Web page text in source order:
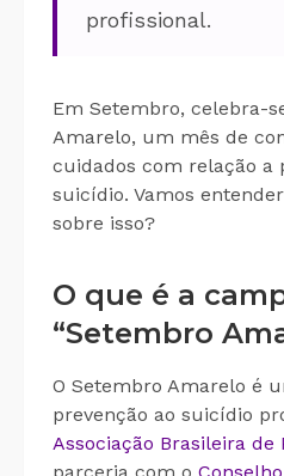
profissional.
Em Setembro, celebra-
Amarelo, um mês de
cuidados com relação a
suicídio. Vamos
sobre isso?
O que é a
“Setembro
O Setembro Amarelo é
prevenção ao suicídio
Associação Brasileira de
parceria com o